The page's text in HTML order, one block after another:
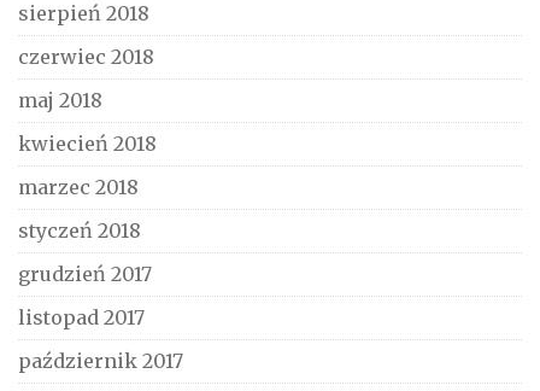
sierpień 2018
czerwiec 2018
maj 2018
kwiecień 2018
marzec 2018
styczeń 2018
grudzień 2017
listopad 2017
październik 2017